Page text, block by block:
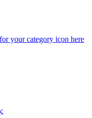
your category icon here